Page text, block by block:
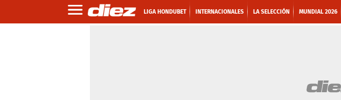
LIGA HONDUBET INTERNACIONALES LA SELECCIÓN MUNDIAL 2026